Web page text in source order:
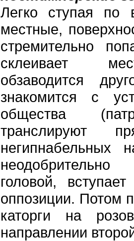
Легко ступая по
местные,
стремительно
склеивает
обзаводится
знакомится с
общества
негипнабельных
головой,
оппозиции. Потом
каторги на
направлении